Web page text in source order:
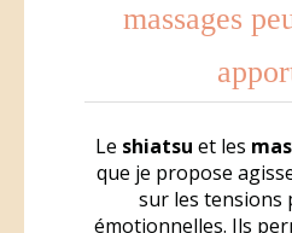
massages
Le shiatsu et les
que je propose
sur les tensions
émotionnelles. Ils